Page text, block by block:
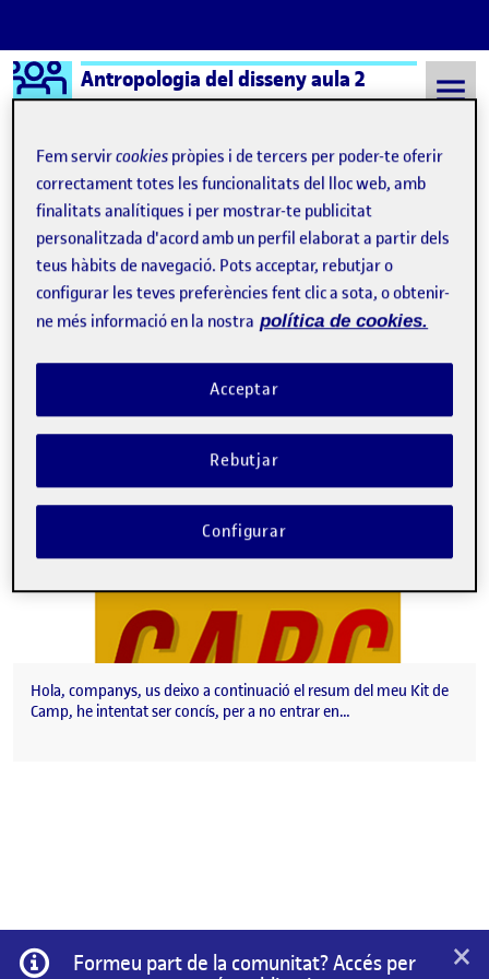
Saltar al contingut
Logo Ágora
Antropologia del disseny aula 2
Semestre 20212 - Aula 2 8 Maig, 2022
8 Maig, 2022
PAC3 Etnografia pel disseny
Publicat per
Ricard Solé I Xanxo
Data de publicació8 maig, 2022 11:28 am
-comentariel PAC3 Etnografia pel disseny
Hola, companys, us deixo a continuació el resum del meu Kit de
Camp, he intentat ser concís, per a no entrar en…
Informació
Formeu part de la comunitat? Accés per
×
Fem servircookies pròpies i de tercers per poder-te oferir
correctament totes les funcionalitats del lloc web, amb
finalitats analítiques i per mostrar-te publicitat
personalitzada d'acord amb un perfil elaborat a partir dels
teus hàbits de navegació. Pots acceptar, rebutjar o
configurar les teves preferències fent clic a sota, o obtenir-
ne més informació en la nostra política de cookies.
Rebutjar
Acceptar
Configurar